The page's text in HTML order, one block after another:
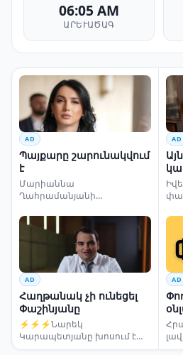
06:05 AM
ԱՐԵՒԱԾԱԳ
AD
Պայքարը շարունակվում
է
Մարիաննա
Ղահրամանյանի
AD
AD
Հաղթանակ չի ունեցել
Փաշինյանը
⚡⚡⚡Նարեկ
Կարապետյանը խոսում է
ընտրությունների մասին
AD